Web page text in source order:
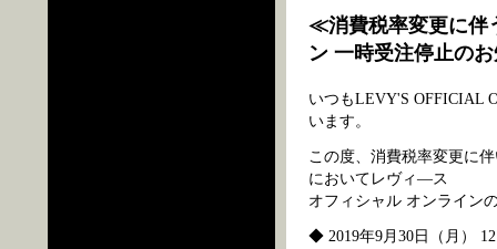
≪消費税率変更に伴
ン 一時受注停止の
いつもLEVY'S OFFICIAL
います。
この度、消費税率変更に
においてレヴィ―ス
オフィシャル オンライン
◆ 2019年9月30日（月）